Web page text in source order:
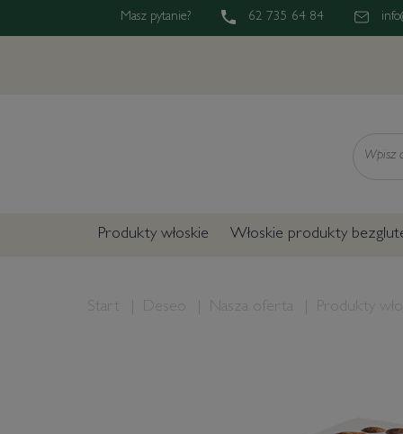
Masz pytanie? 62 735 64 84
Produkty włoskie Włoskie produkty
Start Deseo Nasza oferta Produkty